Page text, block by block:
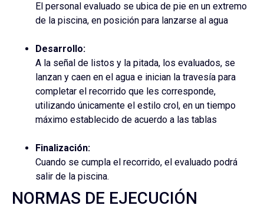
El personal evaluado se ubica de pie en un extremo
de la piscina, en posición para lanzarse al agua
Desarrollo:
A la señal de listos y la pitada, los evaluados, se
lanzan y caen en el agua e inician la travesía para
completar el recorrido que les corresponde,
utilizando únicamente el estilo crol, en un tiempo
máximo establecido de acuerdo a las tablas
Finalización:
Cuando se cumpla el recorrido, el evaluado podrá
salir de la piscina.
NORMAS DE EJECUCIÓN